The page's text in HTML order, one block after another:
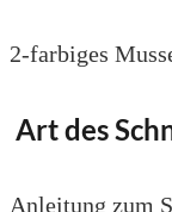
2-farbiges
Art des
Anleitung zum